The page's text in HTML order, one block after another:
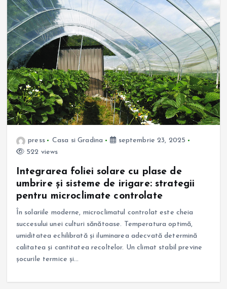
press Casa si Gradina
septembrie 23, 2025
522 views
Integrarea foliei solare cu plase de
umbrire și sisteme de irigare: strategii
pentru microclimate controlate
În solariile moderne, microclimatul controlat este cheia
succesului unei culturi sănătoase. Temperatura optimă,
umiditatea echilibrată și iluminarea adecvată determină
calitatea și cantitatea recoltelor. Un climat stabil previne
șocurile termice și…